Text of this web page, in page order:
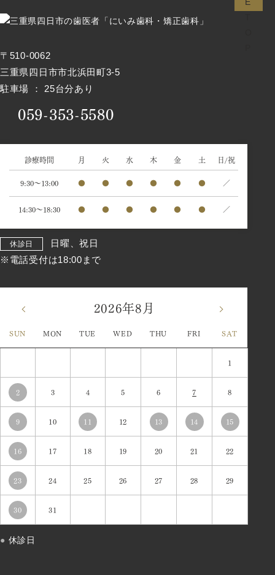
〒510-0062
三重県四日市市北浜田町3-5
駐車場 ： 25台分あり
059-353-5580
診療時間 月 火 水 木 金 土
日/祝
9:30～13:00
● ● ● ● ● ● ／
14:30～18:30 ● ● ● ● ● ● ／
休診日
日曜、祝日
※電話受付は18:00まで
2026年8月
SUN MON TUE WED THU FRI SAT
1
2 3 4 5 6 7 8
9 10 11 12 13 14 15
16 17 18 19 20 21 22
23 24 25 26 27 28 29
30 31
● 休診日